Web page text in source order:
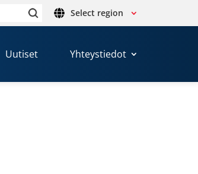
Select region
Uutiset Yhteystiedot